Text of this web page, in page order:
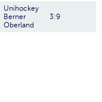
Unihockey
Berner
Oberland
3:9